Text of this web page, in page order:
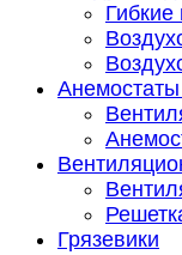
Грязевики